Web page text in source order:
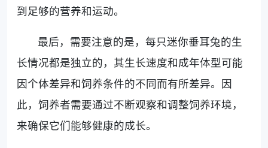
到足够的营养和运动。
最后，需要注意的是，每只迷你垂耳兔的生
长情况都是独立的，其生长速度和成年体型可能
因个体差异和饲养条件的不同而有所差异。因
此，饲养者需要通过不断观察和调整饲养环境，
来确保它们能够健康的成长。